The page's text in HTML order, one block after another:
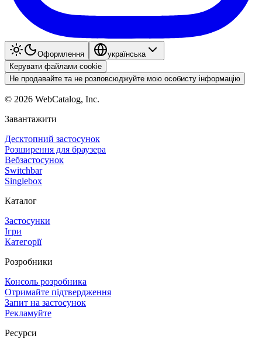
Оформлення
українська
Керувати файлами cookie
Не продавайте та не розповсюджуйте мою особисту інформацію
© 2026 WebCatalog, Inc.
Завантажити
Десктопний застосунок
Розширення для браузера
Вебзастосунок
Switchbar
Singlebox
Каталог
Застосунки
Ігри
Категорії
Розробники
Консоль розробника
Отримайте підтвердження
Запит на застосунок
Рекламуйте
Ресурси